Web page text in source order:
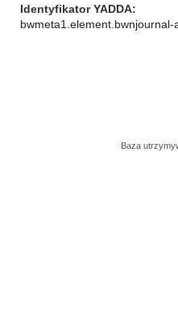
Identyfikator YADDA
Baza